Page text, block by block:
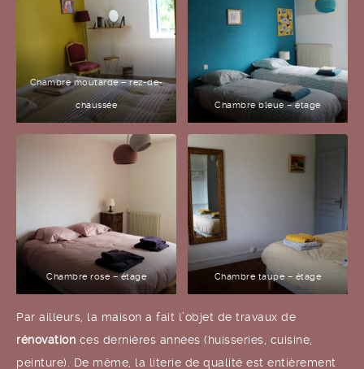
Chambre moutarde – rez-de-
chaussée Chambre bleue – étage
Chambre rose – étage Chambre taupe – étage
Par ailleurs, la maison a fait l’objet de travaux de
rénovation ces dernières années (huisseries, cuisine,
peinture). De même, la literie de qualité est entièrement